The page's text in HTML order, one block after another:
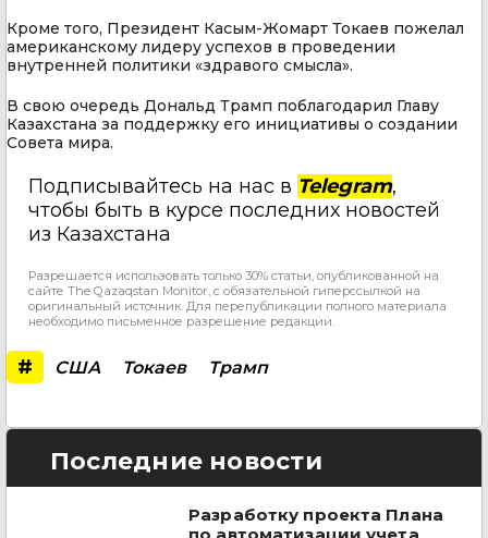
Кроме того, Президент Касым-Жомарт Токаев пожелал
американскому лидеру успехов в проведении
внутренней политики «здравого смысла».
В свою очередь Дональд Трамп поблагодарил Главу
Казахстана за поддержку его инициативы о создании
Совета мира.
Подписывайтесь на нас в Telegram,
чтобы быть в курсе последних новостей
из Казахстана
Разрешается использовать только 30% статьи, опубликованной на
сайте The Qazaqstan Monitor, с обязательной гиперссылкой на
оригинальный источник. Для перепубликации полного материала
необходимо письменное разрешение редакции.
# США Токаев Трамп
Последние новости
Разработку проекта Плана